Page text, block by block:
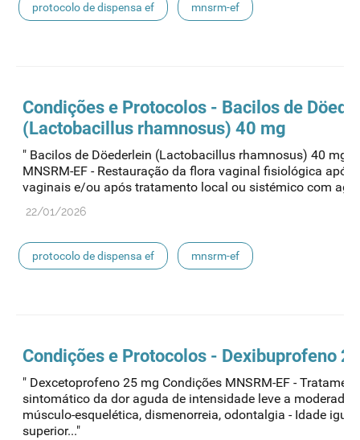
protocolo de dispensa ef mnsrm-ef
Condições e Protocolos - Bacilos de
(Lactobacillus rhamnosus) 40 mg
" Bacilos de Döederlein (Lactobacillus rhamnosus) 40 mg
MNSRM-EF - Restauração da flora vaginal fisiológica após
vaginais e/ou após tratamento local ou sistémico com
22/01/2026
protocolo de dispensa ef mnsrm-ef
Condições e Protocolos - Dexibuprofeno
" Dexcetoprofeno 25 mg Condições MNSRM-EF -
sintomático da dor aguda de intensidade leve a moderada,
músculo-esquelética, dismenorreia, odontalgia - Idade
superior..."